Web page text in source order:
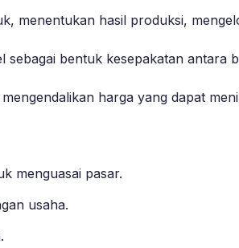
menentukan hasil produksi,
bentuk kesepakatan antara
harga yang dapat
menguasai pasar.
usaha.